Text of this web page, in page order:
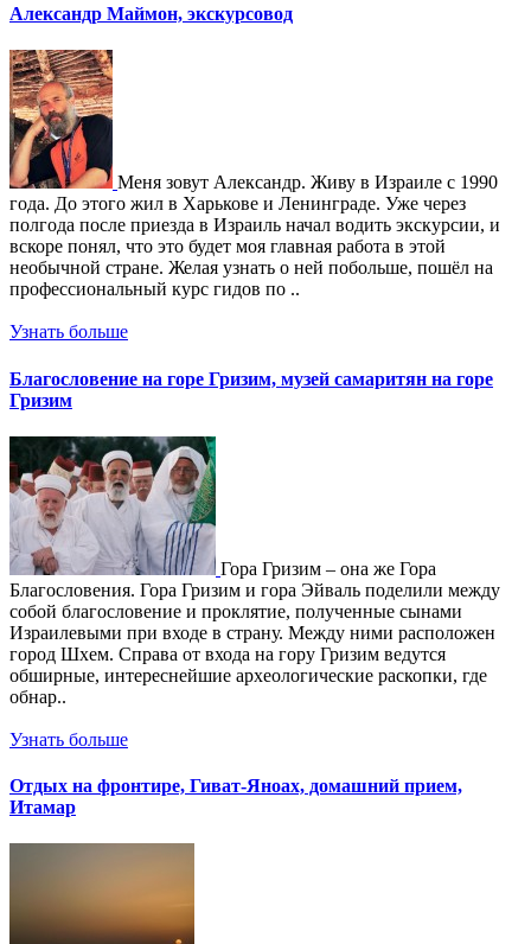
Александр Маймон, экскурсовод
Меня зовут Александр. Живу в Израиле с 1990
года. До этого жил в Харькове и Ленинграде. Уже через
полгода после приезда в Израиль начал водить экскурсии, и
вскоре понял, что это будет моя главная работа в этой
необычной стране. Желая узнать о ней побольше, пошёл на
профессиональный курс гидов по ..
Узнать больше
Благословение на горе Гризим, музей самаритян на горе
Гризим
Гора Гризим – она же Гора
Благословения. Гора Гризим и гора Эйваль поделили между
собой благословение и проклятие, полученные сынами
Израилевыми при входе в страну. Между ними расположен
город Шхем. Справа от входа на гору Гризим ведутся
обширные, интереснейшие археологические раскопки, где
обнар..
Узнать больше
Отдых на фронтире, Гиват-Яноах, домашний прием,
Итамар